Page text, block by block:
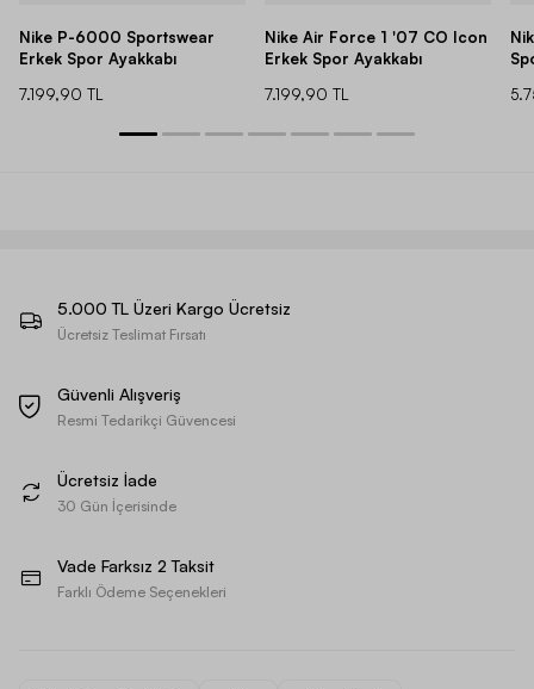
Nike P-6000 Sportswear
Erkek Spor Ayakkabı
7.199,90 TL
Nike Air Force 1 '07 CO Icon
Erkek Spor Ayakkabı
7.199,90 TL
5.000 TL Üzeri Kargo Ücretsiz
Ücretsiz Teslimat Fırsatı
Güvenli Alışveriş
Resmi Tedarikçi Güvencesi
Ücretsiz İade
30 Gün İçerisinde
Vade Farksız 2 Taksit
Farklı Ödeme Seçenekleri